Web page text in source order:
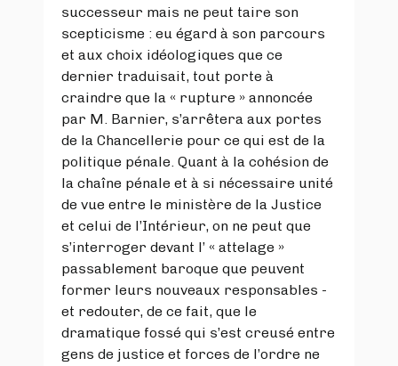
successeur mais ne peut taire son
scepticisme : eu égard à son parcours
et aux choix idéologiques que ce
dernier traduisait, tout porte à
craindre que la « rupture » annoncée
par M. Barnier, s’arrêtera aux portes
de la Chancellerie pour ce qui est de la
politique pénale. Quant à la cohésion de
la chaîne pénale et à si nécessaire unité
de vue entre le ministère de la Justice
et celui de l’Intérieur, on ne peut que
s’interroger devant l’ « attelage »
passablement baroque que peuvent
former leurs nouveaux responsables -
et redouter, de ce fait, que le
dramatique fossé qui s’est creusé entre
gens de justice et forces de l’ordre ne